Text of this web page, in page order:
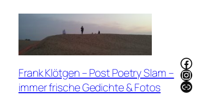
Frank Klötgen – Post Poetry Slam –
immer frische Gedichte & Fotos
Link